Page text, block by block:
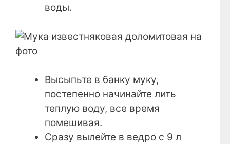
воды.
Высыпьте в банку муку,
постепенно начинайте лить
теплую воду, все время
помешивая.
Сразу вылейте в ведро с 9 л